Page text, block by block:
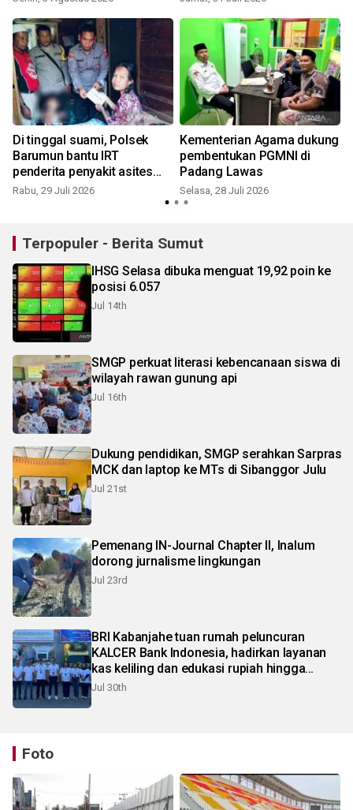
Di tinggal suami, Polsek
Barumun bantu IRT
penderita penyakit asites
dan ganguan jantung
Rabu, 29 Juli 2026
Kementerian Agama dukung
pembentukan PGMNI di
Padang Lawas
Selasa, 28 Juli 2026
Terpopuler - Berita Sumut
IHSG Selasa dibuka menguat 19,92 poin ke
posisi 6.057
Jul 14th
SMGP perkuat literasi kebencanaan siswa di
wilayah rawan gunung api
Jul 16th
Dukung pendidikan, SMGP serahkan Sarpras
MCK dan laptop ke MTs di Sibanggor Julu
Jul 21st
Pemenang IN-Journal Chapter II, Inalum
dorong jurnalisme lingkungan
Jul 23rd
BRI Kabanjahe tuan rumah peluncuran
KALCER Bank Indonesia, hadirkan layanan
kas keliling dan edukasi rupiah hingga
pelosok Karo
Jul 30th
Foto